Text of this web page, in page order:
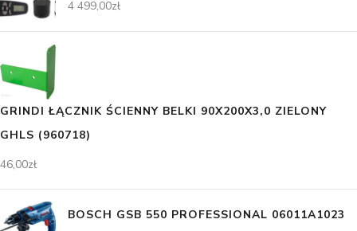
4 499,00zł
GRINDI ŁĄCZNIK ŚCIENNY BELKI 90X200X3,0 ZIELONY
GHLS (960718)
46,00zł
BOSCH GSB 550 PROFESSIONAL 06011A1023